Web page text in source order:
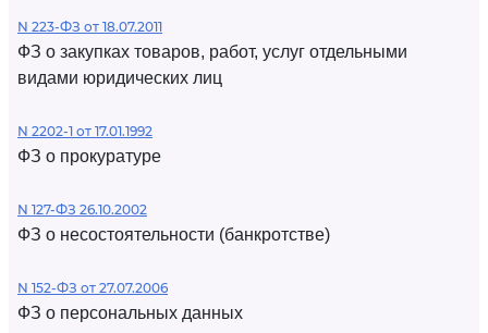
N 223-ФЗ от 18.07.2011
ФЗ о закупках товаров, работ, услуг отдельными
видами юридических лиц
N 2202-1 от 17.01.1992
ФЗ о прокуратуре
N 127-ФЗ 26.10.2002
ФЗ о несостоятельности (банкротстве)
N 152-ФЗ от 27.07.2006
ФЗ о персональных данных